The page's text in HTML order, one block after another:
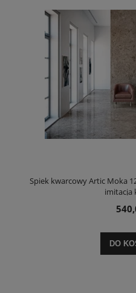
Spiek kwarcowy Artic Moka
imitacja
DO